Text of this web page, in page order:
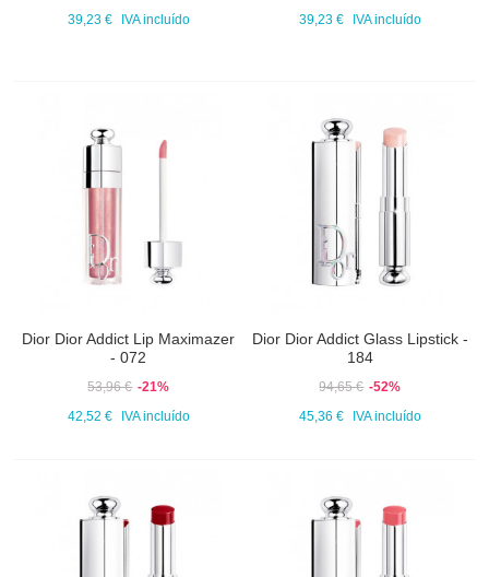
39,23 €
IVA incluído
39,23 €
IVA incluído
Dior Dior Addict Lip Maximazer
- 072
53,96 € -21%
42,52 €
IVA incluído
Dior Dior Addict Glass Lipstick -
184
94,65 € -52%
45,36 €
IVA incluído